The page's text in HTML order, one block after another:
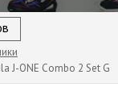
J-ONE Combo 2 Set G